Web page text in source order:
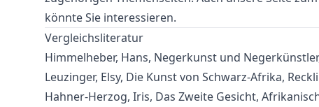
könnte Sie interessieren.
Vergleichsliteratur
Himmelheber, Hans, Negerkunst und
Leuzinger, Elsy, Die Kunst von Schwarz-Afrika,
Hahner-Herzog, Iris, Das Zweite Gesicht,